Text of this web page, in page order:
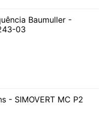
Baumuller -
03
- SIMOVERT MC P2